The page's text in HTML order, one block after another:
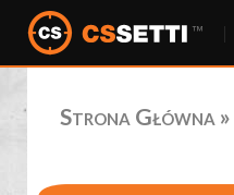
Strona Główna »